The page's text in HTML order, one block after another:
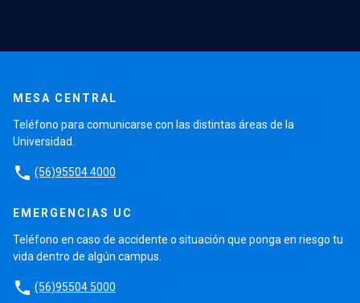
MESA CENTRAL
Teléfono para comunicarse con las distintas áreas de la
Universidad.
phone (56)95504 4000
EMERGENCIAS UC
Teléfono en caso de accidente o situación que ponga en riesgo tu
vida dentro de algún campus.
phone (56)95504 5000